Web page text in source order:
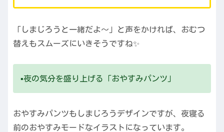
「しまじろうと一緒だよ〜」と声をかければ、おむつ
替えもスムーズにいきそうですね✨
▪️夜の気分を盛り上げる「おやすみパンツ」
おやすみパンツもしまじろうデザインですが、夜寝る
前のおやすみモードなイラストになっています。